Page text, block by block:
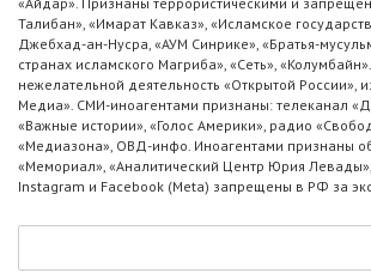
Талибан», «Имарат Кавказ», «Исламское
Джебхад-ан-Нусра, «АУМ Синрике», «Братья-
странах исламского Магриба», «Сеть»,
нежелательной деятельность «Открытой России»,
Медиа». СМИ-иноагентами признаны: телеканал
«Важные истории», «Голос Америки», радио
«Медиазона», ОВД-инфо. Иноагентами признаны
«Мемориал», «Аналитический Центр Юрия Левады»,
Instagram и Facebook (Metа) запрещены в РФ за